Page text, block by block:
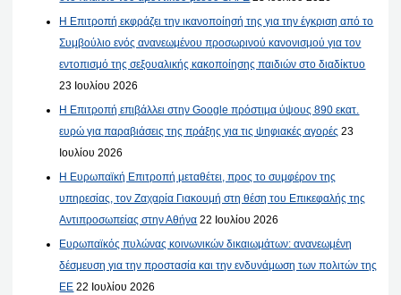
Η Επιτροπή εκφράζει την ικανοποίησή της για την έγκριση από το
Συμβούλιο ενός ανανεωμένου προσωρινού κανονισμού για τον
εντοπισμό της σεξουαλικής κακοποίησης παιδιών στο διαδίκτυο
23 Ιουλίου 2026
Η Επιτροπή επιβάλλει στην Google πρόστιμα ύψους 890 εκατ.
ευρώ για παραβιάσεις της πράξης για τις ψηφιακές αγορές 23
Ιουλίου 2026
Η Ευρωπαϊκή Επιτροπή μεταθέτει, προς το συμφέρον της
υπηρεσίας, τον Ζαχαρία Γιακουμή στη θέση του Επικεφαλής της
Αντιπροσωπείας στην Αθήνα 22 Ιουλίου 2026
Ευρωπαϊκός πυλώνας κοινωνικών δικαιωμάτων: ανανεωμένη
δέσμευση για την προστασία και την ενδυνάμωση των πολιτών της
ΕΕ 22 Ιουλίου 2026